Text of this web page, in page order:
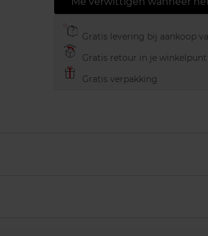
Gratis levering bij aankoop
Gratis retour in je winkelpunt
Gratis verpakking